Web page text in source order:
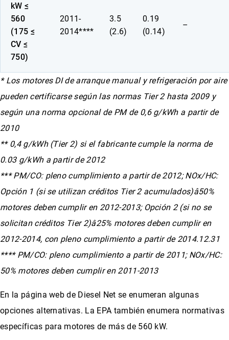
kW ≤
560
(175 ≤
CV ≤
750)
2011-
2014****
3.5
(2.6)
0.19
(0.14)
–
* Los motores DI de arranque manual y refrigeración por aire
pueden certificarse según las normas Tier 2 hasta 2009 y
según una norma opcional de PM de 0,6 g/kWh a partir de
2010
** 0,4 g/kWh (Tier 2) si el fabricante cumple la norma de
0.03 g/kWh a partir de 2012
*** PM/CO: pleno cumplimiento a partir de 2012; NOx/HC:
Opción 1 (si se utilizan créditos Tier 2 acumulados)â50%
motores deben cumplir en 2012-2013; Opción 2 (si no se
solicitan créditos Tier 2)â25% motores deben cumplir en
2012-2014, con pleno cumplimiento a partir de 2014.12.31
**** PM/CO: pleno cumplimiento a partir de 2011; NOx/HC:
50% motores deben cumplir en 2011-2013
En la página web de Diesel Net se enumeran algunas
opciones alternativas. La EPA también enumera normativas
específicas para motores de más de 560 kW.